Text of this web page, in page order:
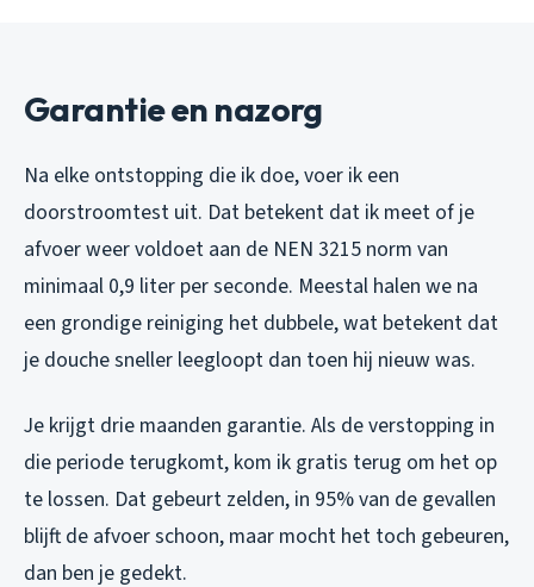
Garantie en nazorg
Na elke ontstopping die ik doe, voer ik een
doorstroomtest uit. Dat betekent dat ik meet of je
afvoer weer voldoet aan de NEN 3215 norm van
minimaal 0,9 liter per seconde. Meestal halen we na
een grondige reiniging het dubbele, wat betekent dat
je douche sneller leegloopt dan toen hij nieuw was.
Je krijgt drie maanden garantie. Als de verstopping in
die periode terugkomt, kom ik gratis terug om het op
te lossen. Dat gebeurt zelden, in 95% van de gevallen
blijft de afvoer schoon, maar mocht het toch gebeuren,
dan ben je gedekt.